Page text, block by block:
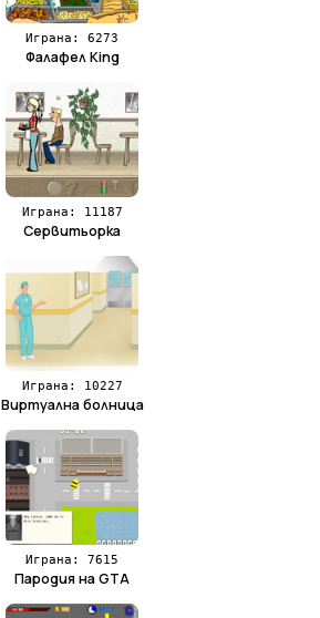
Играна: 6273
Фалафел King
Играна: 11187
Сервитьорка
Играна: 10227
Виртуална болница
Играна: 7615
Пародия на GTA